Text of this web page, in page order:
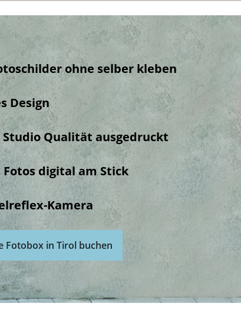
ohne selber kleben
Design
Studio Qualität ausgedruckt
digital am Stick
Kamera
Fotobox in Tirol buchen